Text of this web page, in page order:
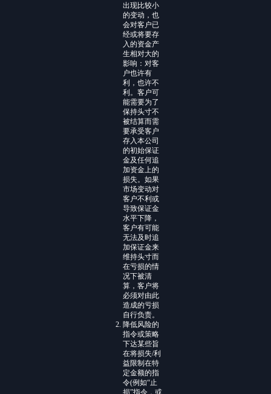
出现比较小
的变动，也
会对客户已
经或将要存
入的资金产
生相对大的
影响：对客
户也许有
利，也许不
利。客户可
能需要为了
保持头寸不
被结算而需
要承受客户
存入本公司
的初始保证
金及任何追
加资金上的
损失。如果
市场变动对
客户不利或
导致保证金
水平下降，
客户有可能
无法及时追
加保证金来
维持头寸而
在亏损的情
况下被清
算，客户将
必须对由此
造成的亏损
自行负责。
降低风险的
指令或策略
下达某些旨
在将损失/利
益限制在特
定金额的指
令(例如“止
损”指令，或